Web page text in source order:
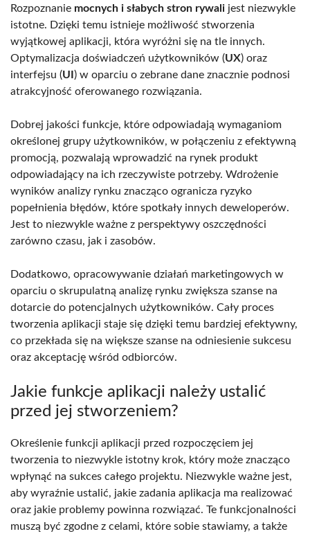
Rozpoznanie mocnych i słabych stron rywali jest niezwykle
istotne. Dzięki temu istnieje możliwość stworzenia
wyjątkowej aplikacji, która wyróżni się na tle innych.
Optymalizacja doświadczeń użytkowników (UX) oraz
interfejsu (UI ) w oparciu o zebrane dane znacznie podnosi
atrakcyjność oferowanego rozwiązania.
Dobrej jakości funkcje, które odpowiadają wymaganiom
określonej grupy użytkowników, w połączeniu z efektywną
promocją, pozwalają wprowadzić na rynek produkt
odpowiadający na ich rzeczywiste potrzeby. Wdrożenie
wyników analizy rynku znacząco ogranicza ryzyko
popełnienia błędów, które spotkały innych deweloperów.
Jest to niezwykle ważne z perspektywy oszczędności
zarówno czasu, jak i zasobów.
Dodatkowo, opracowywanie działań marketingowych w
oparciu o skrupulatną analizę rynku zwiększa szanse na
dotarcie do potencjalnych użytkowników. Cały proces
tworzenia aplikacji staje się dzięki temu bardziej efektywny,
co przekłada się na większe szanse na odniesienie sukcesu
oraz akceptację wśród odbiorców.
Jakie funkcje aplikacji należy ustalić
przed jej stworzeniem?
Określenie funkcji aplikacji przed rozpoczęciem jej
tworzenia to niezwykle istotny krok, który może znacząco
wpłynąć na sukces całego projektu. Niezwykle ważne jest,
aby wyraźnie ustalić, jakie zadania aplikacja ma realizować
oraz jakie problemy powinna rozwiązać. Te funkcjonalności
muszą być zgodne z celami, które sobie stawiamy, a także